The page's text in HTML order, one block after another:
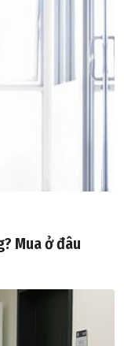
Mua ở đâu